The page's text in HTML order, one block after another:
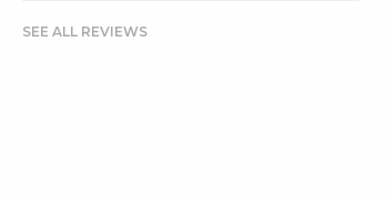
SEE ALL REVIEWS